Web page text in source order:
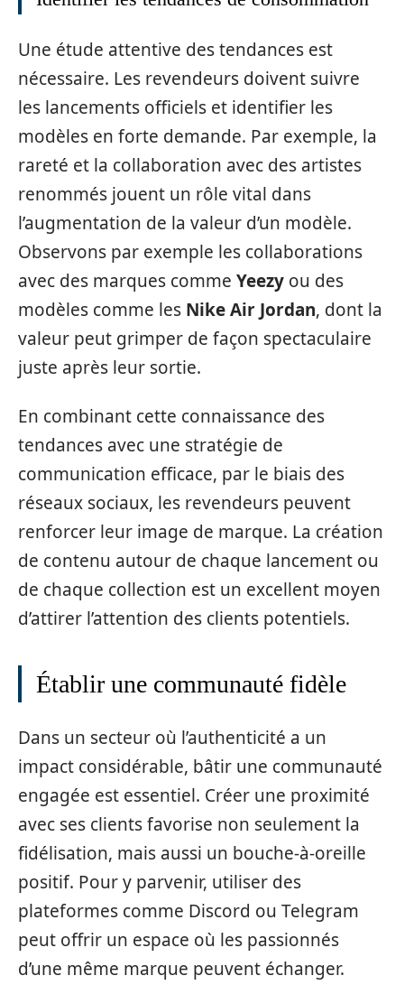
Une étude attentive des tendances est
nécessaire. Les revendeurs doivent suivre
les lancements officiels et identifier les
modèles en forte demande. Par exemple, la
rareté et la collaboration avec des artistes
renommés jouent un rôle vital dans
l’augmentation de la valeur d’un modèle.
Observons par exemple les collaborations
avec des marques comme Yeezy ou des
modèles comme les Nike Air Jordan, dont la
valeur peut grimper de façon spectaculaire
juste après leur sortie.
En combinant cette connaissance des
tendances avec une stratégie de
communication efficace, par le biais des
réseaux sociaux, les revendeurs peuvent
renforcer leur image de marque. La création
de contenu autour de chaque lancement ou
de chaque collection est un excellent moyen
d’attirer l’attention des clients potentiels.
Établir une communauté fidèle
Dans un secteur où l’authenticité a un
impact considérable, bâtir une communauté
engagée est essentiel. Créer une proximité
avec ses clients favorise non seulement la
fidélisation, mais aussi un bouche-à-oreille
positif. Pour y parvenir, utiliser des
plateformes comme Discord ou Telegram
peut offrir un espace où les passionnés
d’une même marque peuvent échanger.